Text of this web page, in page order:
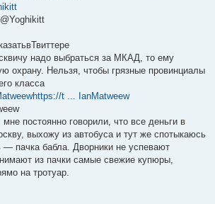
надо выбраться за МКАД, то ему
охрану. Нельзя, чтобы грязные провинциалы
класса
t ... IanMatweew
постоянно говорили, что все деньги в
выхожу из автобуса и тут же спотыкаюсь
— пачка бабла. Дворники не успевают
из пачки самые свежие купюры,
на тротуар.